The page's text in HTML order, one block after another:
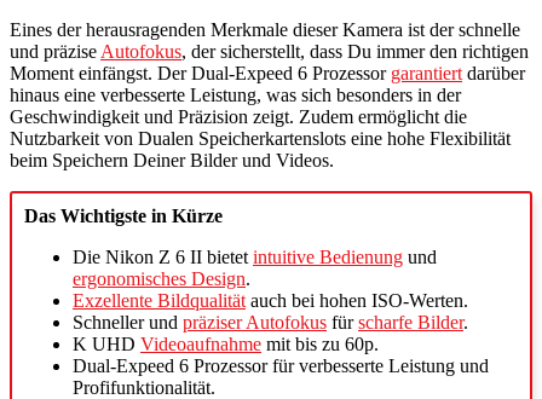
Eines der herausragenden Merkmale dieser Kamera ist der schnelle
und präzise Autofokus, der sicherstellt, dass Du immer den richtigen
Moment einfängst. Der Dual-Expeed 6 Prozessor garantiert darüber
hinaus eine verbesserte Leistung, was sich besonders in der
Geschwindigkeit und Präzision zeigt. Zudem ermöglicht die
Nutzbarkeit von Dualen Speicherkartenslots eine hohe Flexibilität
beim Speichern Deiner Bilder und Videos.
Das Wichtigste in Kürze
Die Nikon Z 6 II bietet intuitive Bedienung und
ergonomisches Design.
Exzellente Bildqualität auch bei hohen ISO-Werten.
Schneller und präziser Autofokus fürscharfe Bilder.
K UHD Videoaufnahme mit bis zu 60p.
Dual-Expeed 6 Prozessor für verbesserte Leistung und
Profifunktionalität.